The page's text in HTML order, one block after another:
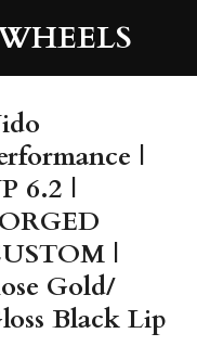
|
6.2 |
|
Gold/
Black Lip